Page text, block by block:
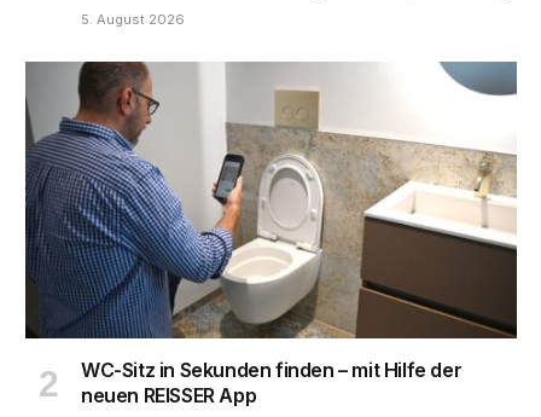
5. August 2026
WC-Sitz in Sekunden finden – mit Hilfe der
neuen REISSER App